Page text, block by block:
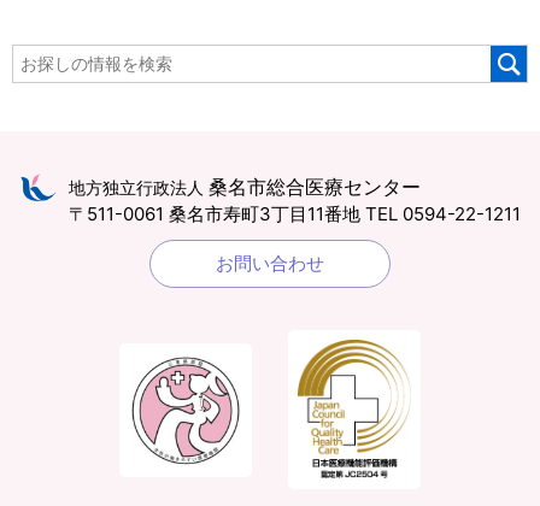
地方独立行政法人 桑名市総合医療センター
〒511-0061 桑名市寿町3丁目11番地 TEL 0594-22-1211
お問い合わせ